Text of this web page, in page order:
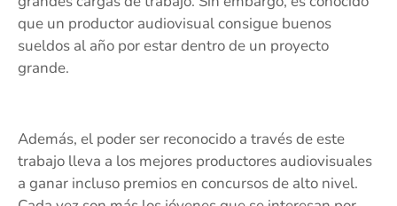
que un productor audiovisual consigue buenos
sueldos al año por estar dentro de un proyecto
grande.
Además, el poder ser reconocido a través de este
trabajo lleva a los mejores productores audiovisuales
a ganar incluso premios en concursos de alto nivel.